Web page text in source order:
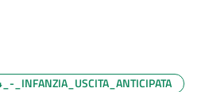
_INFANZIA_USCITA_ANTICIPATA